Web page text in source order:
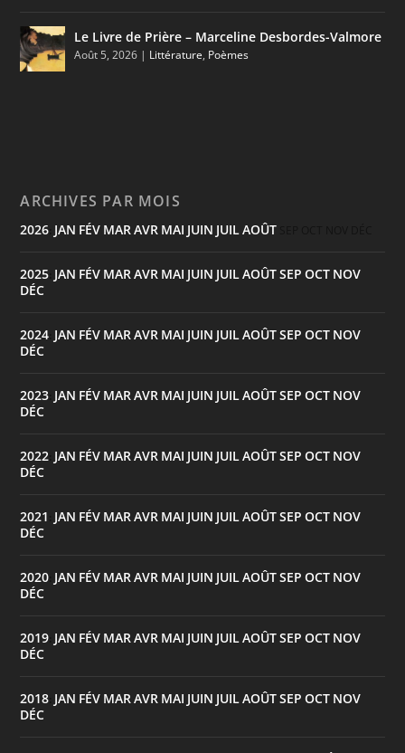
Le Livre de Prière – Marceline Desbordes-Valmore
Août 5, 2026 | Littérature, Poèmes
ARCHIVES PAR MOIS
2026 JAN FÉV MAR AVR MAI JUIN JUIL AOÛT
2025 JAN FÉV MAR AVR MAI JUIN JUIL AOÛTSEP OCT NOV
DÉC
2024 JAN FÉV MAR AVR MAI JUIN JUIL AOÛTSEP OCT NOV
DÉC
2023 JAN FÉV MAR AVR MAI JUIN JUIL AOÛTSEP OCT NOV
DÉC
2022 JAN FÉV MAR AVR MAI JUIN JUIL AOÛTSEP OCT NOV
DÉC
2021 JAN FÉV MAR AVR MAI JUIN JUIL AOÛTSEP OCT NOV
DÉC
2020 JAN FÉV MAR AVR MAI JUIN JUIL AOÛTSEP OCT NOV
DÉC
2019 JAN FÉV MAR AVR MAI JUIN JUIL AOÛTSEP OCT NOV
DÉC
2018 JAN FÉV MAR AVR MAI JUIN JUIL AOÛTSEP OCT NOV
DÉC